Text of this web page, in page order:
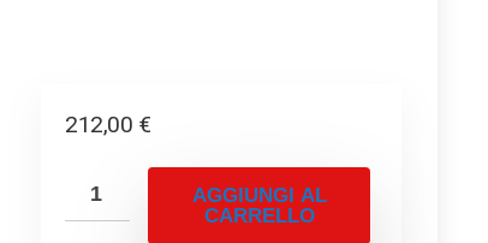
212,00 €
AGGIUNGI AL
CARRELLO